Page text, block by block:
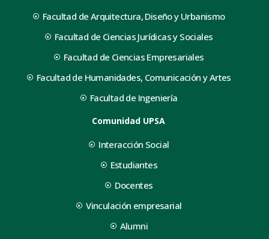
Facultad de Arquitectura, Diseño y Urbanismo
Facultad de Ciencias Jurídicas y Sociales
Facultad de Ciencias Empresariales
Facultad de Humanidades, Comunicación y Artes
Facultad de Ingeniería
Comunidad UPSA
Interacción Social
Estudiantes
Docentes
Vinculación empresarial
Alumni